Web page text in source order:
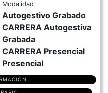
Modalidad
Autogestivo Grabado
CARRERA Autogestiva
Grabada
CARRERA Presencial
Presencial